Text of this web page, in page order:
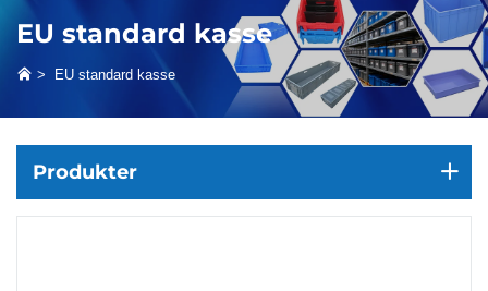
EU standard kasse
> EU standard kasse
Produkter